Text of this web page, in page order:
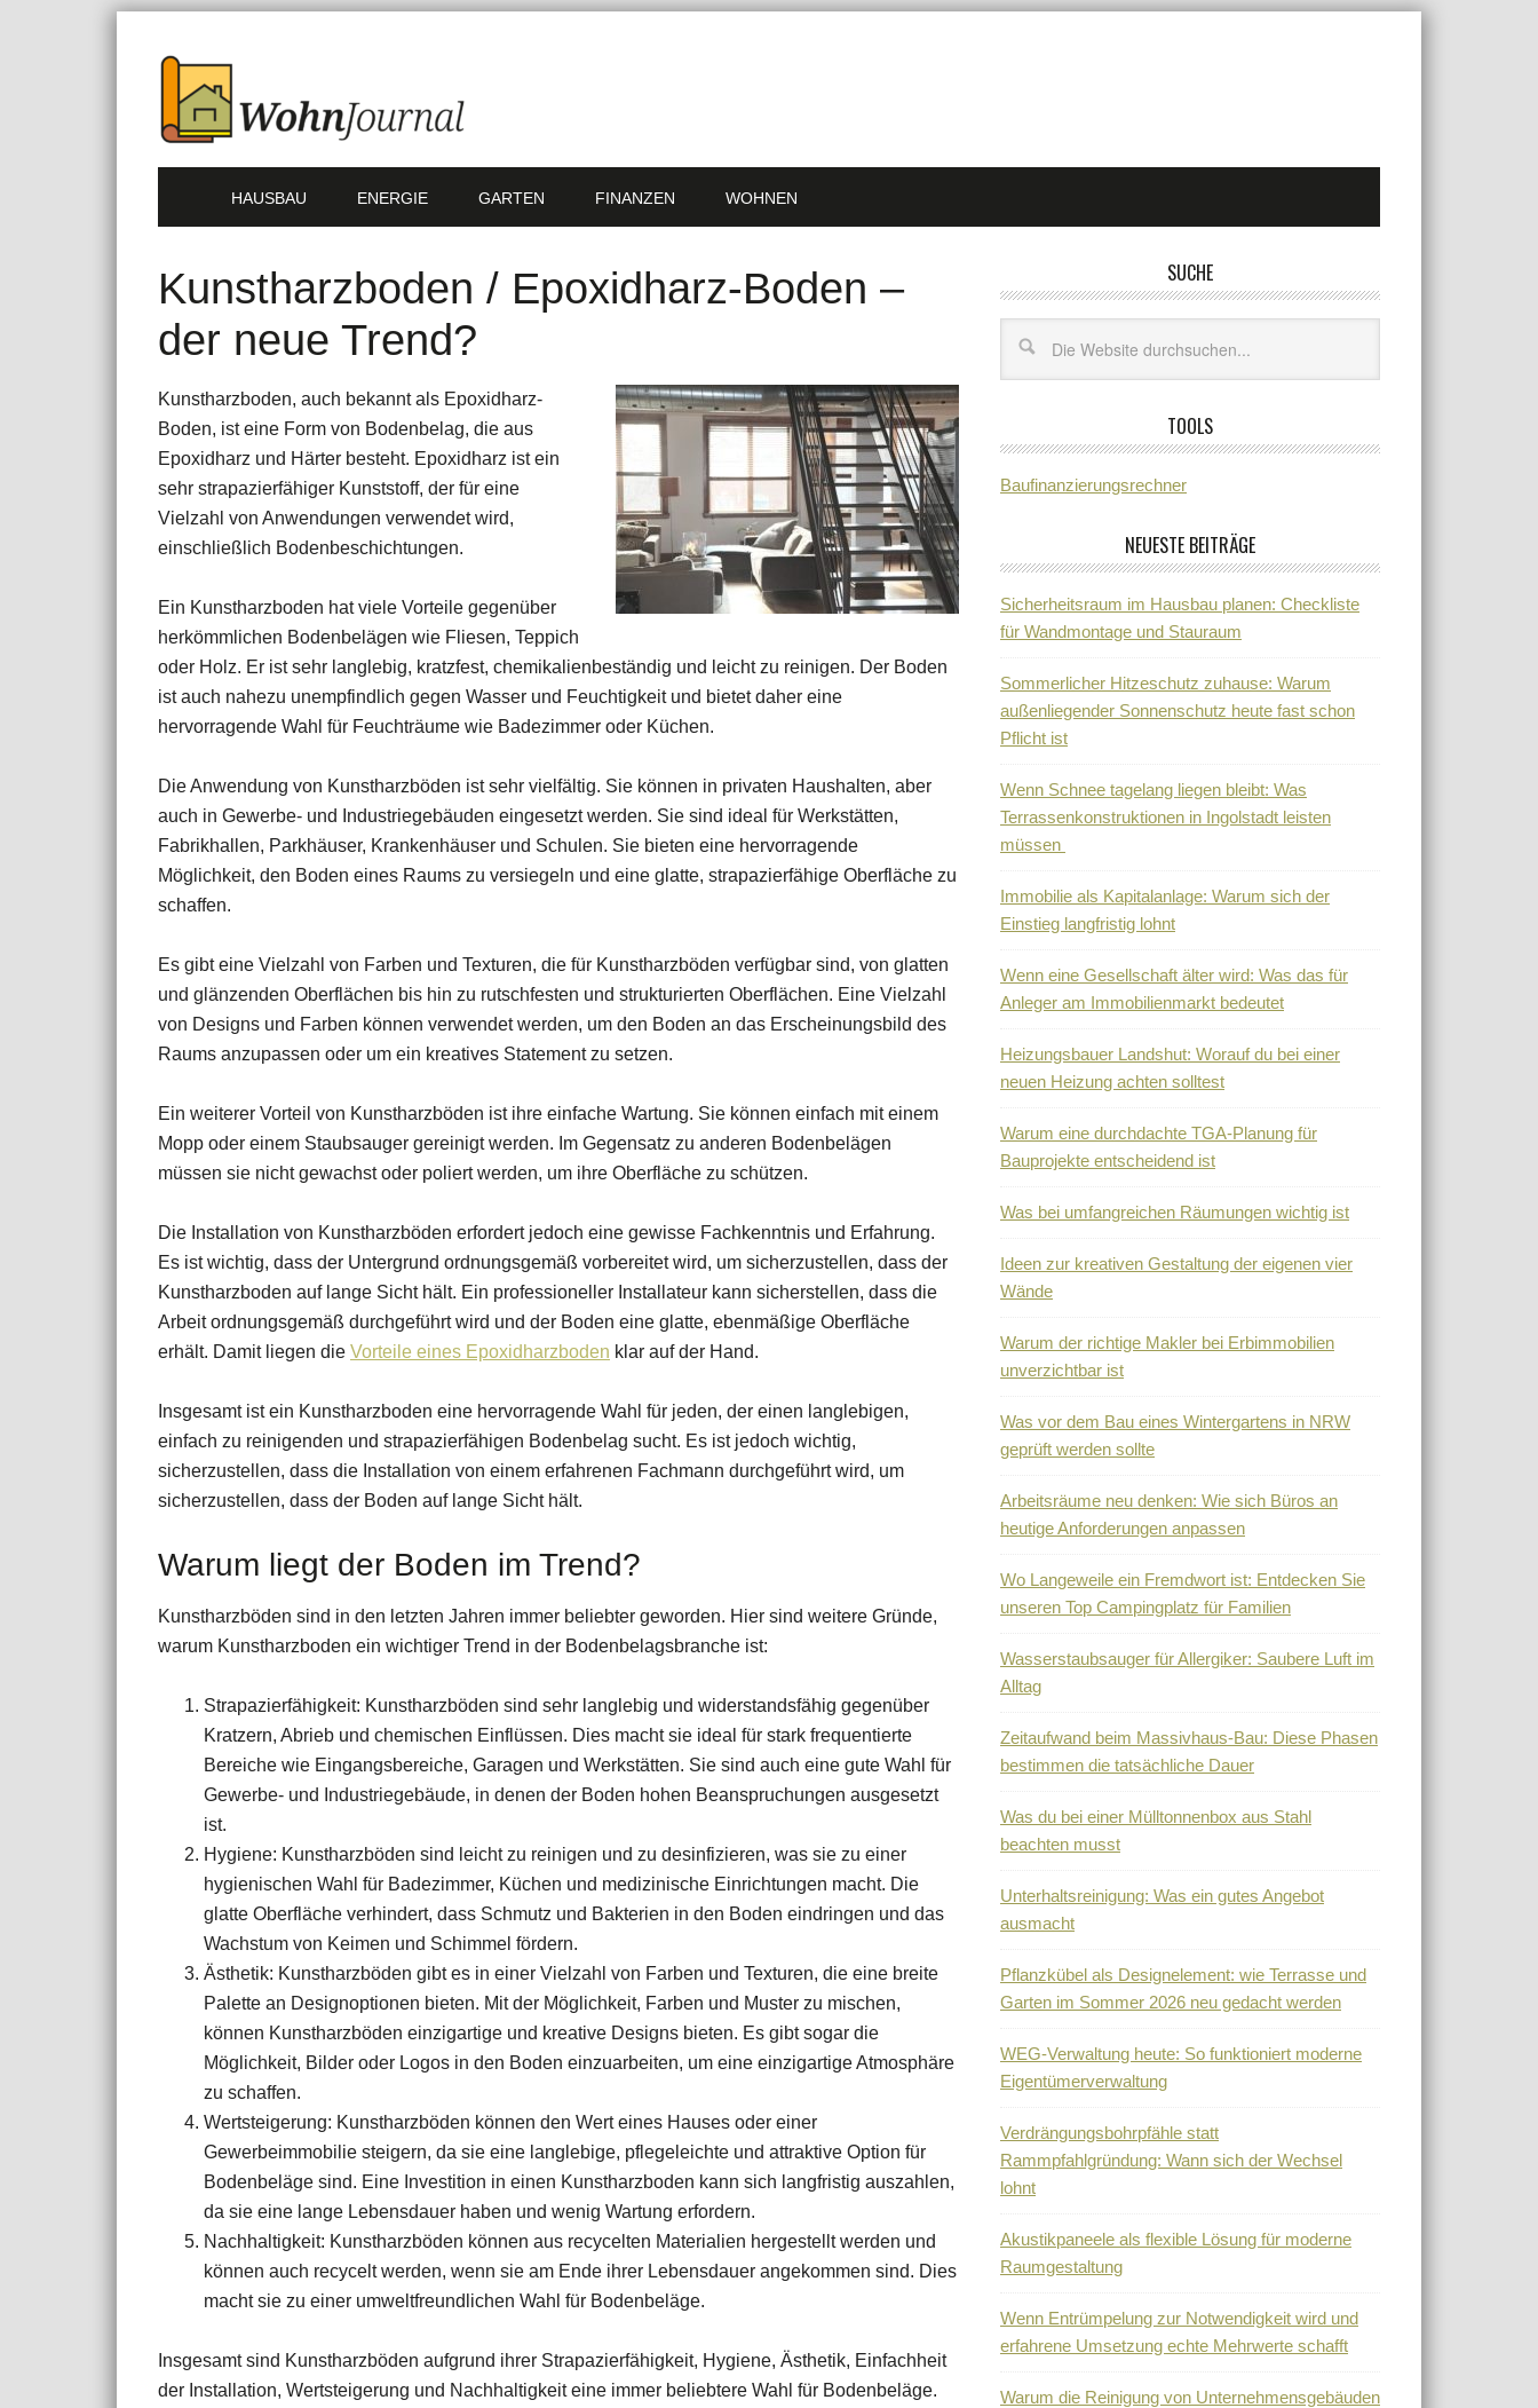
HAUSBAU ENERGIE GARTEN FINANZEN WOHNEN
Kunstharzboden / Epoxidharz-Boden –
der neue Trend?
Kunstharzboden, auch bekannt als Epoxidharz-
Boden, ist eine Form von Bodenbelag, die aus
Epoxidharz und Härter besteht. Epoxidharz ist ein
sehr strapazierfähiger Kunststoff, der für eine
Vielzahl von Anwendungen verwendet wird,
einschließlich Bodenbeschichtungen.
Ein Kunstharzboden hat viele Vorteile gegenüber
herkömmlichen Bodenbelägen wie Fliesen, Teppich
oder Holz. Er ist sehr langlebig, kratzfest, chemikalienbeständig und leicht zu reinigen. Der Boden
ist auch nahezu unempfindlich gegen Wasser und Feuchtigkeit und bietet daher eine
hervorragende Wahl für Feuchträume wie Badezimmer oder Küchen.
Die Anwendung von Kunstharzböden ist sehr vielfältig. Sie können in privaten Haushalten, aber
auch in Gewerbe- und Industriegebäuden eingesetzt werden. Sie sind ideal für Werkstätten,
Fabrikhallen, Parkhäuser, Krankenhäuser und Schulen. Sie bieten eine hervorragende
Möglichkeit, den Boden eines Raums zu versiegeln und eine glatte, strapazierfähige Oberfläche zu
schaffen.
Es gibt eine Vielzahl von Farben und Texturen, die für Kunstharzböden verfügbar sind, von glatten
und glänzenden Oberflächen bis hin zu rutschfesten und strukturierten Oberflächen. Eine Vielzahl
von Designs und Farben können verwendet werden, um den Boden an das Erscheinungsbild des
Raums anzupassen oder um ein kreatives Statement zu setzen.
Ein weiterer Vorteil von Kunstharzböden ist ihre einfache Wartung. Sie können einfach mit einem
Mopp oder einem Staubsauger gereinigt werden. Im Gegensatz zu anderen Bodenbelägen
müssen sie nicht gewachst oder poliert werden, um ihre Oberfläche zu schützen.
Die Installation von Kunstharzböden erfordert jedoch eine gewisse Fachkenntnis und Erfahrung.
Es ist wichtig, dass der Untergrund ordnungsgemäß vorbereitet wird, um sicherzustellen, dass der
Kunstharzboden auf lange Sicht hält. Ein professioneller Installateur kann sicherstellen, dass die
Arbeit ordnungsgemäß durchgeführt wird und der Boden eine glatte, ebenmäßige Oberfläche
erhält. Damit liegen die Vorteile eines Epoxidharzboden klar auf der Hand.
Insgesamt ist ein Kunstharzboden eine hervorragende Wahl für jeden, der einen langlebigen,
einfach zu reinigenden und strapazierfähigen Bodenbelag sucht. Es ist jedoch wichtig,
sicherzustellen, dass die Installation von einem erfahrenen Fachmann durchgeführt wird, um
sicherzustellen, dass der Boden auf lange Sicht hält.
Warum liegt der Boden im Trend?
Kunstharzböden sind in den letzten Jahren immer beliebter geworden. Hier sind weitere Gründe,
warum Kunstharzboden ein wichtiger Trend in der Bodenbelagsbranche ist:
Strapazierfähigkeit: Kunstharzböden sind sehr langlebig und widerstandsfähig gegenüber
Kratzern, Abrieb und chemischen Einflüssen. Dies macht sie ideal für stark frequentierte
Bereiche wie Eingangsbereiche, Garagen und Werkstätten. Sie sind auch eine gute Wahl für
Gewerbe- und Industriegebäude, in denen der Boden hohen Beanspruchungen ausgesetzt
ist.
Hygiene: Kunstharzböden sind leicht zu reinigen und zu desinfizieren, was sie zu einer
hygienischen Wahl für Badezimmer, Küchen und medizinische Einrichtungen macht. Die
glatte Oberfläche verhindert, dass Schmutz und Bakterien in den Boden eindringen und das
Wachstum von Keimen und Schimmel fördern.
Ästhetik: Kunstharzböden gibt es in einer Vielzahl von Farben und Texturen, die eine breite
Palette an Designoptionen bieten. Mit der Möglichkeit, Farben und Muster zu mischen,
können Kunstharzböden einzigartige und kreative Designs bieten. Es gibt sogar die
Möglichkeit, Bilder oder Logos in den Boden einzuarbeiten, um eine einzigartige Atmosphäre
zu schaffen.
Wertsteigerung: Kunstharzböden können den Wert eines Hauses oder einer
Gewerbeimmobilie steigern, da sie eine langlebige, pflegeleichte und attraktive Option für
Bodenbeläge sind. Eine Investition in einen Kunstharzboden kann sich langfristig auszahlen,
da sie eine lange Lebensdauer haben und wenig Wartung erfordern.
Nachhaltigkeit: Kunstharzböden können aus recycelten Materialien hergestellt werden und
können auch recycelt werden, wenn sie am Ende ihrer Lebensdauer angekommen sind. Dies
macht sie zu einer umweltfreundlichen Wahl für Bodenbeläge.
Insgesamt sind Kunstharzböden aufgrund ihrer Strapazierfähigkeit, Hygiene, Ästhetik, Einfachheit
der Installation, Wertsteigerung und Nachhaltigkeit eine immer beliebtere Wahl für Bodenbeläge.
SUCHE
TOOLS
Baufinanzierungsrechner
NEUESTE BEITRÄGE
Sicherheitsraum im Hausbau planen: Checkliste
für Wandmontage und Stauraum
Sommerlicher Hitzeschutz zuhause: Warum
außenliegender Sonnenschutz heute fast schon
Pflicht ist
Wenn Schnee tagelang liegen bleibt: Was
Terrassenkonstruktionen in Ingolstadt leisten
müssen
Immobilie als Kapitalanlage: Warum sich der
Einstieg langfristig lohnt
Wenn eine Gesellschaft älter wird: Was das für
Anleger am Immobilienmarkt bedeutet
Heizungsbauer Landshut: Worauf du bei einer
neuen Heizung achten solltest
Warum eine durchdachte TGA-Planung für
Bauprojekte entscheidend ist
Was bei umfangreichen Räumungen wichtig ist
Ideen zur kreativen Gestaltung der eigenen vier
Wände
Warum der richtige Makler bei Erbimmobilien
unverzichtbar ist
Was vor dem Bau eines Wintergartens in NRW
geprüft werden sollte
Arbeitsräume neu denken: Wie sich Büros an
heutige Anforderungen anpassen
Wo Langeweile ein Fremdwort ist: Entdecken Sie
unseren Top Campingplatz für Familien
Wasserstaubsauger für Allergiker: Saubere Luft im
Alltag
Zeitaufwand beim Massivhaus-Bau: Diese Phasen
bestimmen die tatsächliche Dauer
Was du bei einer Mülltonnenbox aus Stahl
beachten musst
Unterhaltsreinigung: Was ein gutes Angebot
ausmacht
Pflanzkübel als Designelement: wie Terrasse und
Garten im Sommer 2026 neu gedacht werden
WEG-Verwaltung heute: So funktioniert moderne
Eigentümerverwaltung
Verdrängungsbohrpfähle statt
Rammpfahlgründung: Wann sich der Wechsel
lohnt
Akustikpaneele als flexible Lösung für moderne
Raumgestaltung
Wenn Entrümpelung zur Notwendigkeit wird und
erfahrene Umsetzung echte Mehrwerte schafft
Warum die Reinigung von Unternehmensgebäuden